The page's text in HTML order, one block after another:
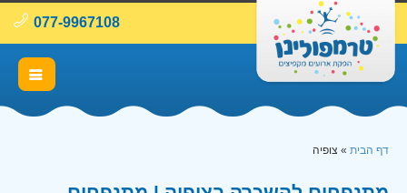
077-9967108
דף הבית » צופיה